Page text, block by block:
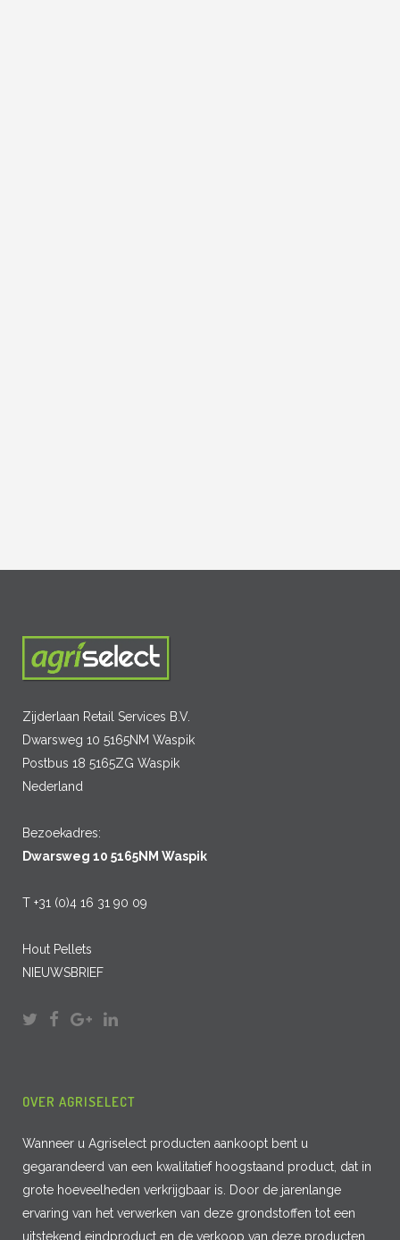
Zijderlaan Retail Services B.V.
Dwarsweg 10 5165NM Waspik
Postbus 18 5165ZG Waspik
Nederland
Bezoekadres:
Dwarsweg 10 5165NM Waspik
T +31 (0)4 16 31 90 09
Hout Pellets
NIEUWSBRIEF
OVER AGRISELECT
Wanneer u Agriselect producten aankoopt bent u
gegarandeerd van een kwalitatief hoogstaand product, dat in
grote hoeveelheden verkrijgbaar is. Door de jarenlange
ervaring van het verwerken van deze grondstoffen tot een
uitstekend eindproduct en de verkoop van deze producten